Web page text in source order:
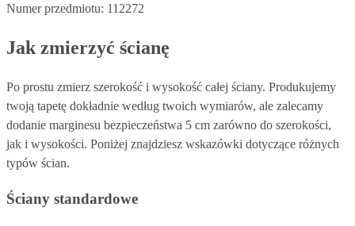
Numer przedmiotu: 112272
Jak zmierzyć ścianę
Po prostu zmierz szerokość i wysokość całej ściany. Produkujemy
twoją tapetę dokładnie według twoich wymiarów, ale zalecamy
dodanie marginesu bezpieczeństwa 5 cm zarówno do szerokości,
jak i wysokości. Poniżej znajdziesz wskazówki dotyczące różnych
typów ścian.
Ściany standardowe